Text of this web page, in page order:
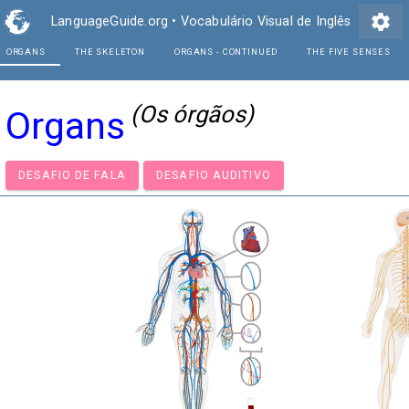
LanguageGuide.org • Vocabulário Visual de Inglês settings
Organs (Os órgãos)
DESAFIO DE FALA DESAFIO AUDITIVO